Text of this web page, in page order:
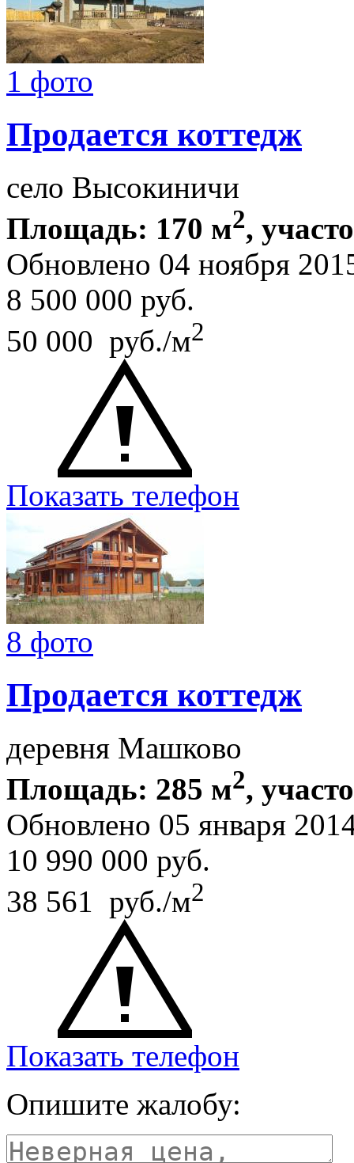
1 фото
Продается коттедж
село Высокиничи
Площадь: 170 м2,
Обновлено 04 ноября
8 500 000 руб.
50 000 руб./м2
Показать телефон
8 фото
Продается коттедж
деревня Машково
Площадь: 285 м2,
Обновлено 05 января
10 990 000 руб.
38 561 руб./м2
Показать телефон
Опишите жалобу: